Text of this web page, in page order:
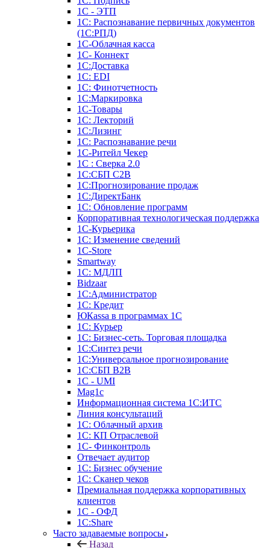
1С - ЭТП
1С: Распознавание первичных документов
(1С:РПД)
1С-Облачная касса
1С- Коннект
1С:Доставка
1С: EDI
1С: Финотчетность
1С:Маркировка
1С-Товары
1С: Лекторий
1С:Лизинг
1С: Распознавание речи
1C-Ритейл Чекер
1С : Сверка 2.0
1С:СБП C2B
1С:Прогнозирование продаж
1С:ДиректБанк
1С: Обновление программ
Корпоративная технологическая поддержка
1С-Курьерика
1С: Изменение сведений
1C-Store
Smartway
1С: МДЛП
Bidzaar
1С:Администратор
1С: Кредит
ЮКаssа в программах 1С
1С: Курьер
1С: Бизнес-сеть. Торговая площадка
1С:Синтез речи
1С:Универсальное прогнозирование
1С:СБП B2B
1C - UMI
Mag1c
Информационная система 1С:ИТС
Линия консультаций
1С: Облачный архив
1С: КП Отраслевой
1С- Финконтроль
Отвечает аудитор
1С: Бизнес обучение
1С: Сканер чеков
Премиальная поддержка корпоративных
клиентов
1С - ОФД
1С:Share
Часто задаваемые вопросы
Назад